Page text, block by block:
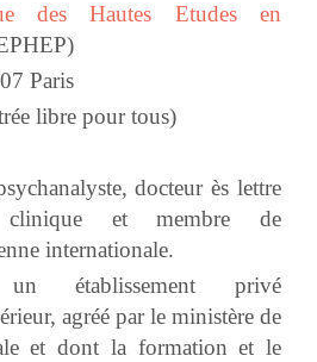
des Hautes Etudes en
Paris
libre pour tous)
docteur ès lettre
clinique et membre de
internationale.
établissement privé
agréé par le ministère de
et dont la formation et le